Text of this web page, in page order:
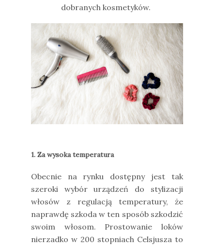
dobranych kosmetyków.
1. Za wysoka temperatura
Obecnie na rynku dostępny jest tak
szeroki wybór urządzeń do stylizacji
włosów z regulacją temperatury, że
naprawdę szkoda w ten sposób szkodzić
swoim włosom. Prostowanie loków
nierzadko w 200 stopniach Celsjusza to